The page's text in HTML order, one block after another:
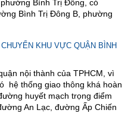
Bình Trị Đông, có
Bình Trị Đông B, phường
KHU VỰC QUẬN BÌNH
nội thành của TPHCM, vì
hệ thống giao thông khá hoàn
huyết mạch trọng điểm
An Lạc, đường Ấp Chiến